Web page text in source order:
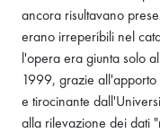
ancora risultavano
erano irreperibili nel
l'opera era giunta solo
1999, grazie
e tirocinante
alla rilevazione dei dati